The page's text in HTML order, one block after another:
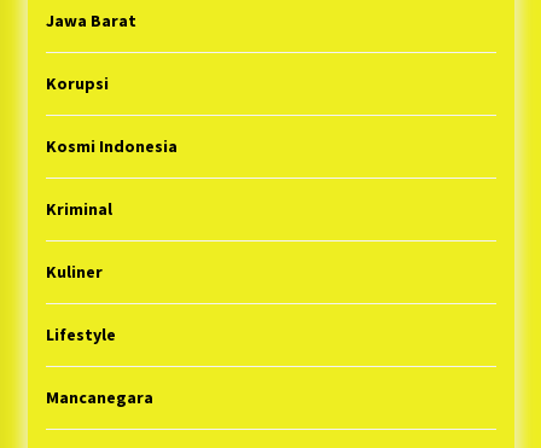
Jawa Barat
Korupsi
Kosmi Indonesia
Kriminal
Kuliner
Lifestyle
Mancanegara